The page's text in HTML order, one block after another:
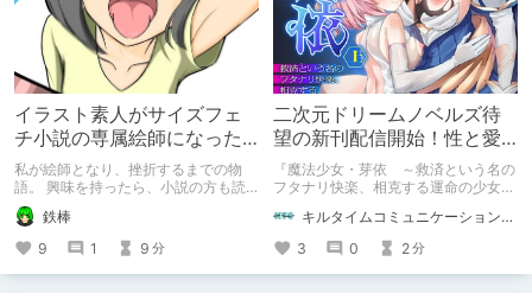
イラスト素人がサイズフェ
チ小説の専属絵師になった
お話
私が絵師となり、挫折するまでの物
語。 興味を持ったら、小説の方も読
んで欲しいなって感じ 私の絵を使っ
てくれてる小説書きさんのページＵＲ
Ｌ
https://www.pixiv.net/users/341489
73/novels?p=1
鉄棒
9
1 9 分
二次元ドリームノベルズ待
望の新刊配信開始！性と愛
が渦巻く、ファンタジー官
能小説開幕！
『魔法少女・芽依 ～救済という名の
フタナリ快楽、相克する運命の少女た
ト：鳩春 一気に上・下巻が同時配
信！
キルタイムコミュニケーション（KTC）の作品を一人でも多くの人に知ってほしい人
3
0 2分